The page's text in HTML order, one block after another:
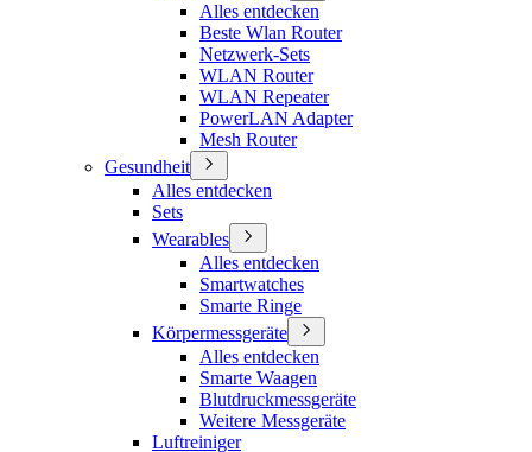
Alles entdecken
Beste Wlan Router
Netzwerk-Sets
WLAN Router
WLAN Repeater
PowerLAN Adapter
Mesh Router
Gesundheit
Alles entdecken
Sets
Wearables
Alles entdecken
Smartwatches
Smarte Ringe
Körpermessgeräte
Alles entdecken
Smarte Waagen
Blutdruckmessgeräte
Weitere Messgeräte
Luftreiniger